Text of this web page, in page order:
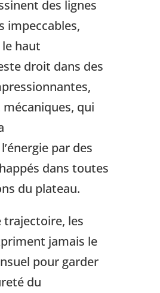
des lignes
impeccables,
haut
droit dans des
qui
par des
dans toutes
du plateau.
trajectoire, les
jamais le
pour garder
du